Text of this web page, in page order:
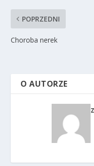
POPRZEDNI
Choroba nerek
O AUTORZE